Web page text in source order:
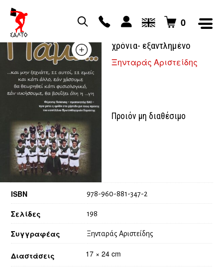
0
χρόνια- εξαντλημένο
Ξηνταράς Αριστείδης
Προιόν μη διαθέσιμο
Διαστάσεις 17 × 24 cm
ISBN 978-960-881-347-2
Σελίδες 198
Συγγραφέας Ξηνταράς Αριστείδης